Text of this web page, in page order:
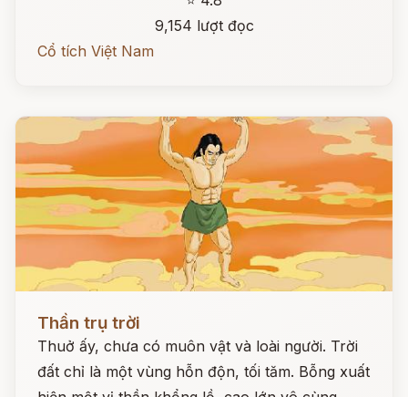
9,154 lượt đọc
Cổ tích Việt Nam
Đọc ngay
Thần trụ trời
Thuở ấy, chưa có muôn vật và loài người. Trời
đất chỉ là một vùng hỗn độn, tối tăm. Bỗng xuất